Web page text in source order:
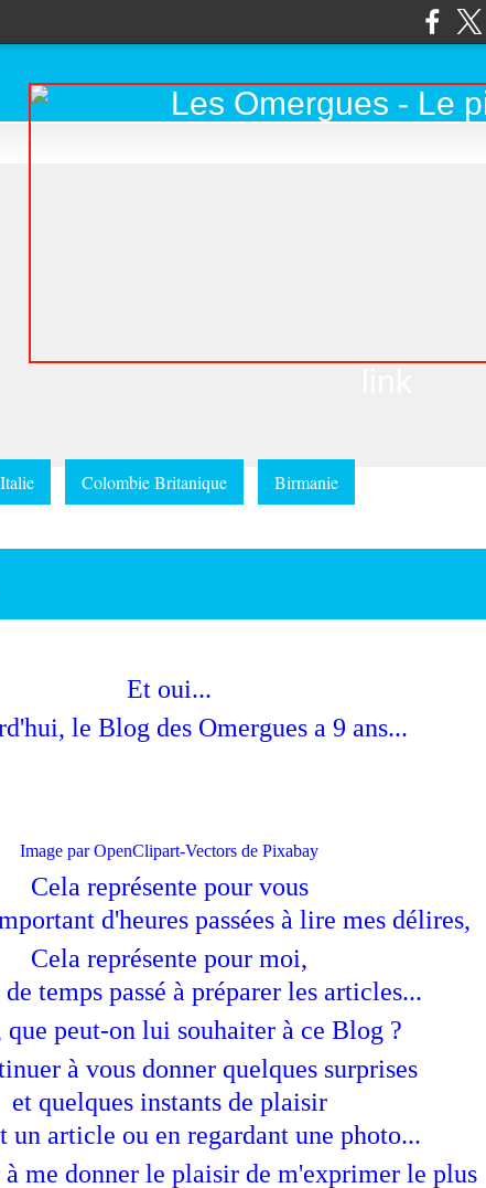
Italie Colombie Britanique Birmanie
Et oui...
le Blog des Omergues a 9 ans...
Image parOpenClipart-Vectors de Pixabay
Cela représente pour vous
d'heures passées à lire mes délires,
Cela représente pour moi,
temps passé à préparer les articles...
que peut-on lui souhaiter à ce Blog ?
à vous donner quelques surprises
et quelques instants de plaisir
un article ou en regardant une photo...
me donner le plaisir de m'exprimer le plus